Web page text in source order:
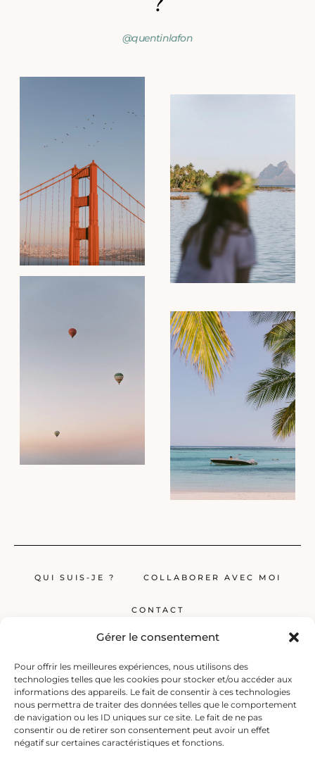
Gérer le consentement
Pour offrir les meilleures expériences, nous utilisons des
technologies telles que les cookies pour stocker et/ou accéder aux
informations des appareils. Le fait de consentir à ces technologies
nous permettra de traiter des données telles que le comportement
de navigation ou les ID uniques sur ce site. Le fait de ne pas
consentir ou de retirer son consentement peut avoir un effet
négatif sur certaines caractéristiques et fonctions.
@quentinlafon
QUI SUIS-JE ? COLLABORER AVEC MOI
CONTACT
Globerêveur, le blog pour les passionnés de voyage, propose des récits
inspirants, des guides et des conseils pratiques pour planifier vos
prochaines escapades, qu’elles soient lointaines ou à deux pas de chez